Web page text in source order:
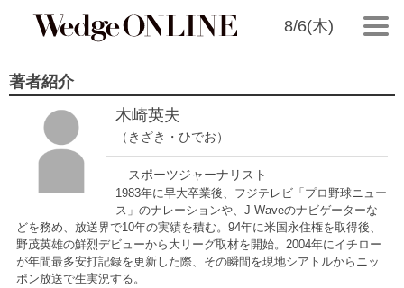
8/6(木)
著者紹介
木崎英夫
（きざき・ひでお）
スポーツジャーナリスト
1983年に早大卒業後、フジテレビ「プロ野球ニュー
ス」のナレーションや、J-Waveのナビゲーターな
どを務め、放送界で10年の実績を積む。94年に米国永住権を取得後、
野茂英雄の鮮烈デビューから大リーグ取材を開始。2004年にイチロー
が年間最多安打記録を更新した際、その瞬間を現地シアトルからニッ
ポン放送で生実況する。